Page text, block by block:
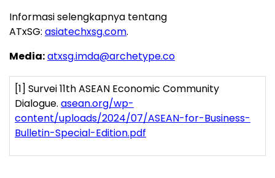
Informasi selengkapnya tentang
ATxSG: asiatechxsg.com.
Media:atxsg.imda@archetype.co
[1] Survei 11thASEAN Economic Community
Dialogue. asean.org/wp-
content/uploads/2024/07/ASEAN-for-Business-
Bulletin-Special-Edition.pdf